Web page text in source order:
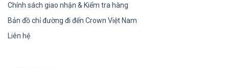
Chính sách giao nhận & Kiểm tra hàng
Bản đồ chỉ đường đi đến Crown Việt Nam
Liên hệ